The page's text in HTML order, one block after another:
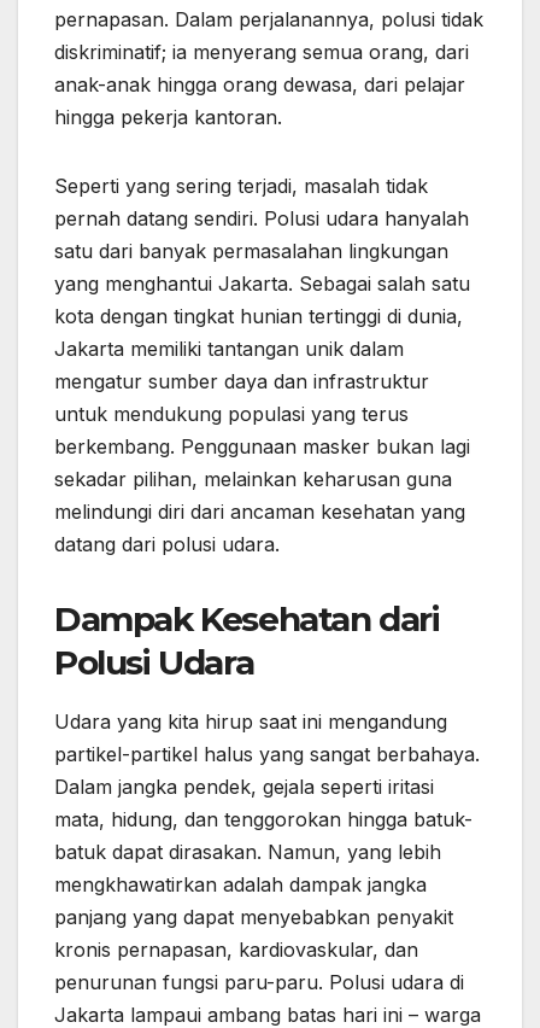
pernapasan. Dalam perjalanannya, polusi tidak
diskriminatif; ia menyerang semua orang, dari
anak-anak hingga orang dewasa, dari pelajar
hingga pekerja kantoran.
Seperti yang sering terjadi, masalah tidak
pernah datang sendiri. Polusi udara hanyalah
satu dari banyak permasalahan lingkungan
yang menghantui Jakarta. Sebagai salah satu
kota dengan tingkat hunian tertinggi di dunia,
Jakarta memiliki tantangan unik dalam
mengatur sumber daya dan infrastruktur
untuk mendukung populasi yang terus
berkembang. Penggunaan masker bukan lagi
sekadar pilihan, melainkan keharusan guna
melindungi diri dari ancaman kesehatan yang
datang dari polusi udara.
Dampak Kesehatan dari
Polusi Udara
Udara yang kita hirup saat ini mengandung
partikel-partikel halus yang sangat berbahaya.
Dalam jangka pendek, gejala seperti iritasi
mata, hidung, dan tenggorokan hingga batuk-
batuk dapat dirasakan. Namun, yang lebih
mengkhawatirkan adalah dampak jangka
panjang yang dapat menyebabkan penyakit
kronis pernapasan, kardiovaskular, dan
penurunan fungsi paru-paru. Polusi udara di
Jakarta lampaui ambang batas hari ini – warga